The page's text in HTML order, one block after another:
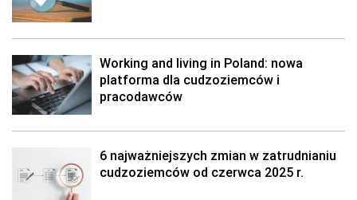
Working and living in Poland: nowa
platforma dla cudzoziemców i
pracodawców
6 najważniejszych zmian w zatrudnianiu
cudzoziemców od czerwca 2025 r.